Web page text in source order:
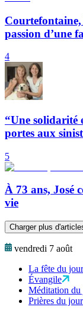
passion d’une
4
“Une solidarité
portes aux
5
À 73 ans, José
vie
Charger plus
vendredi 7 août
La fête du jour
Évangile
Méditation du
Prières du jour